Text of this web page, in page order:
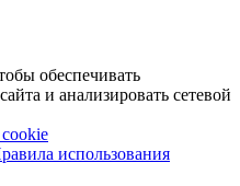
обеспечивать
и анализировать сетевой
использования